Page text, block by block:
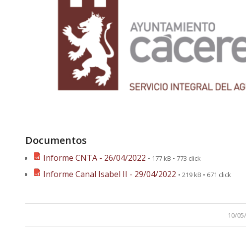
Documentos
Informe CNTA - 26/04/2022 • 177 kB • 773 click
Informe Canal Isabel II - 29/04/2022 • 219 kB • 671 click
10/